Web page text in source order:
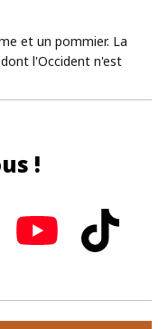
et un pommier. La
l'Occident n'est
!